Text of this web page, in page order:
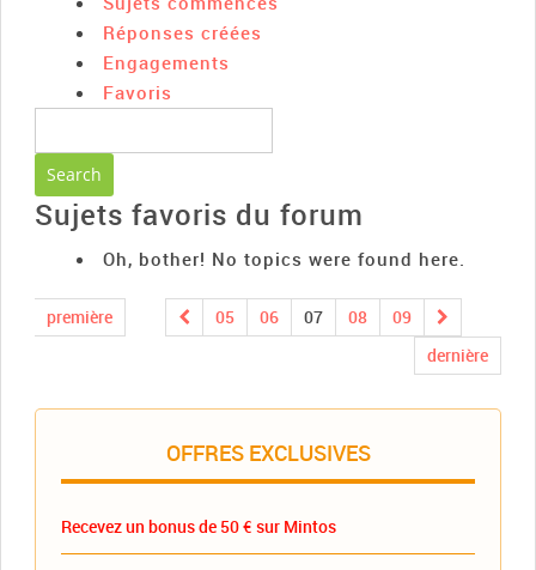
Réponses créées
Engagements
Favoris
Sujets favoris du forum
Oh, bother! No topics were found here.
première 05 06 07 08
09
dernière
OFFRES EXCLUSIVES
Recevez un bonus de 50 € sur Mintos